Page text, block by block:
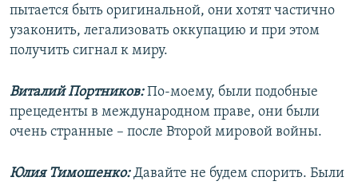
пытается быть оригинальной, они хотят частично
узаконить, легализовать оккупацию и при этом
получить сигнал к миру.
Виталий Портников:По-моему, были подобные
прецеденты в международном праве, они были
очень странные – после Второй мировой войны.
Юлия Тимошенко:Давайте не будем спорить. Были